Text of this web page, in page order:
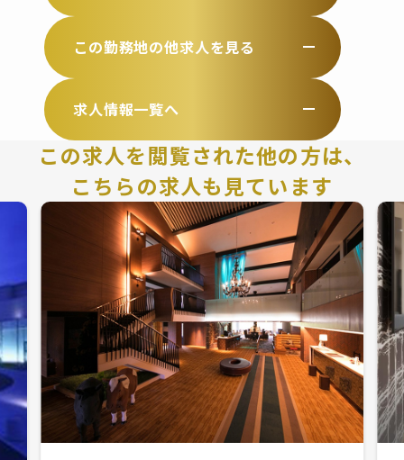
この勤務地の他求人を見る
求人情報一覧へ
この求人を閲覧された他の方は、
こちらの求人も見ています